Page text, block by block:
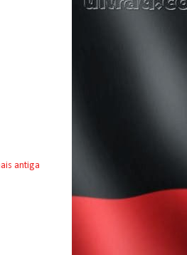
antiga